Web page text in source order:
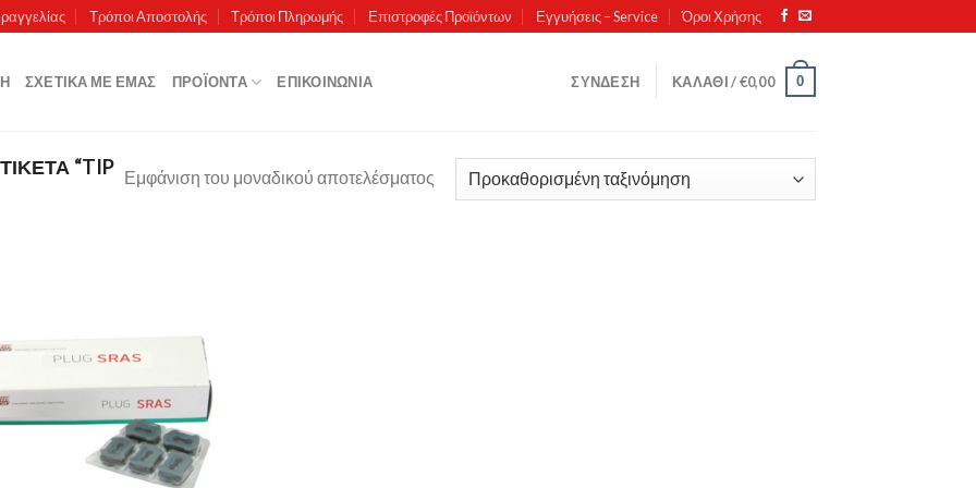
Τρόποι Αποστολής Τρόποι Πληρωμής Επιστροφές Προϊόντων Εγγυήσεις – Service Όροι Χρήσης
ΣΧΕΤΙΚΆ ΜΕ ΕΜΆΣ ΠΡΟΪΌΝΤΑ ΕΠΙΚΟΙΝΩΝΊΑ ΣΎΝΔΕΣΗ ΚΑΛΆΘΙ /€0,00 0
“TIP Εμφάνιση του μοναδικού αποτελέσματος
Πρόσθήκη
στην λίστα
επιθυμιών